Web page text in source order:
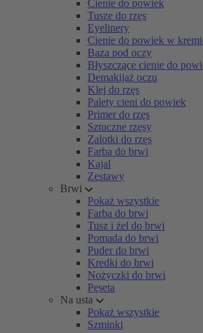
Cienie do powiek
Tusze do rzęs
Eyelinery
Cienie do powiek w
Baza pod oczy
Błyszczące cienie do
Demakijaż oczu
Klej do rzęs
Palety cieni do powiek
Primer do rzęs
Sztuczne rzęsy
Zalotki do rzęs
Farba do brwi
Kajal
Zestawy
Brwi
Pokaż wszystkie
Farba do brwi
Tusz i żel do brwi
Pomada do brwi
Puder do brwi
Kredki do brwi
Nożyczki do brwi
Pęseta
Na usta
Pokaż wszystkie
Szminki